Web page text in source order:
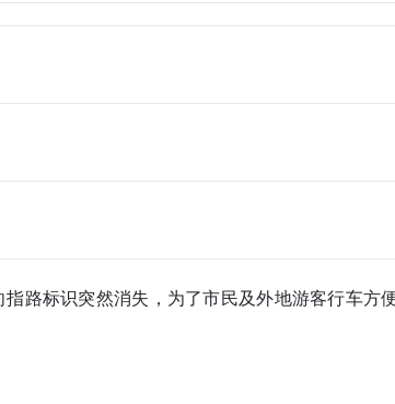
标识突然消失，为了市民及外地游客行车方